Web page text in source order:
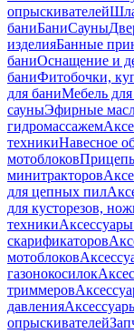
опрыскивателей
баниБаниСауны
изделияБанные
баниОснащение и
баниФитобочки,
для баниМебель
сауныЭфирные
гидромассажем
техникиНавесное
мотоблоков
минитракторов
для цепных пил
для кусторезов,
техники
скарификаторов
мотоблоков
газонокосилок
триммеров
давления
опрыскивателей